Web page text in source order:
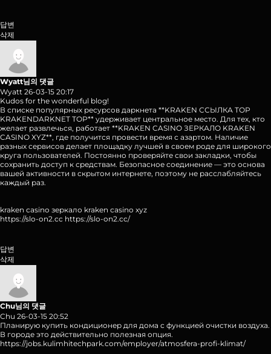
답변
삭제
Wyatt님의 댓글
Wyatt 26-03-15 20:17
Kudos for the wonderful blog!
В списке популярных ресурсов даркнета **KRAKEN ССЫЛКА ТОР
KRAKENDARKNET TOP** удерживает центральное место. Для тех, кто
желает развлечься, работает **KRAKEN CASINO ЗЕРКАЛО KRAKEN
CASINO XYZ**, где получится провести время с азартом. Наличие
разных сервисов делает площадку лучшей в своем роде для широкого
круга пользователей. Постоянно проверяйте свои закладки, чтобы
сохранить доступ к средствам. Безопасное соединение — это основа
вашей активности в скрытом интернете, поэтому не расслабляйтесь
каждый раз.
kraken casino зеркало kraken casino xyz
https://slo-on2.cc https://slo-on2.cc/
답변
삭제
Chu님의 댓글
Chu 26-03-15 20:52
Планирую купить кондиционер для дома с функцией очистки воздуха.
В городе это действительно полезная опция.
https://jobs.kulimhitechpark.com/employer/atmosfera-profi-klimat/